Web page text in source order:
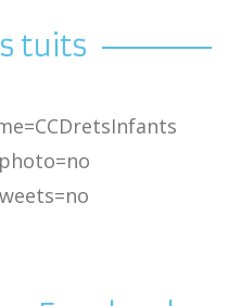
tuits